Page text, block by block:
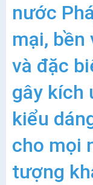
nước
mại,
và đặc
gây kích
kiểu
cho mọi
tượng